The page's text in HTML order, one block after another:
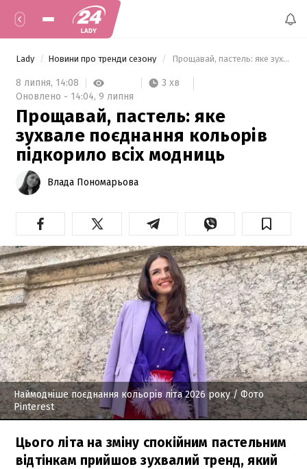
Lady Новини про тренди сезону Прощавай, пастель: яке зухвале поєднання кольорів підкорило всіх модниць
8 липня, 14:08
3 хв
Оновлено - 14:04, 9 липня
Прощавай, пастель: яке
зухвале поєднання кольорів
підкорило всіх модниць
Влада Пономарьова
Наймодніше поєднання кольорів літа 2026 року/ Фото
Pinterest
Цього літа на зміну спокійним пастельним
відтінкам прийшов зухвалий тренд, який